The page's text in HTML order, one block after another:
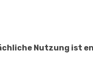
Nutzung ist